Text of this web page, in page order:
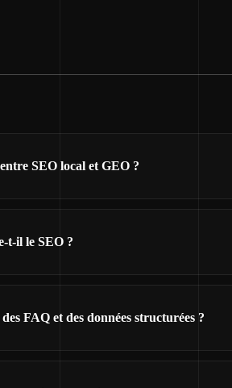
SEO local et GEO ?
t-il le SEO ?
FAQ et des données structurées ?